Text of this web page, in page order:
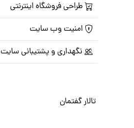
طراحی فروشگاه اینترنتی
امنیت وب سایت
نگهداری و پشتیبانی سایت
تالار گفتمان